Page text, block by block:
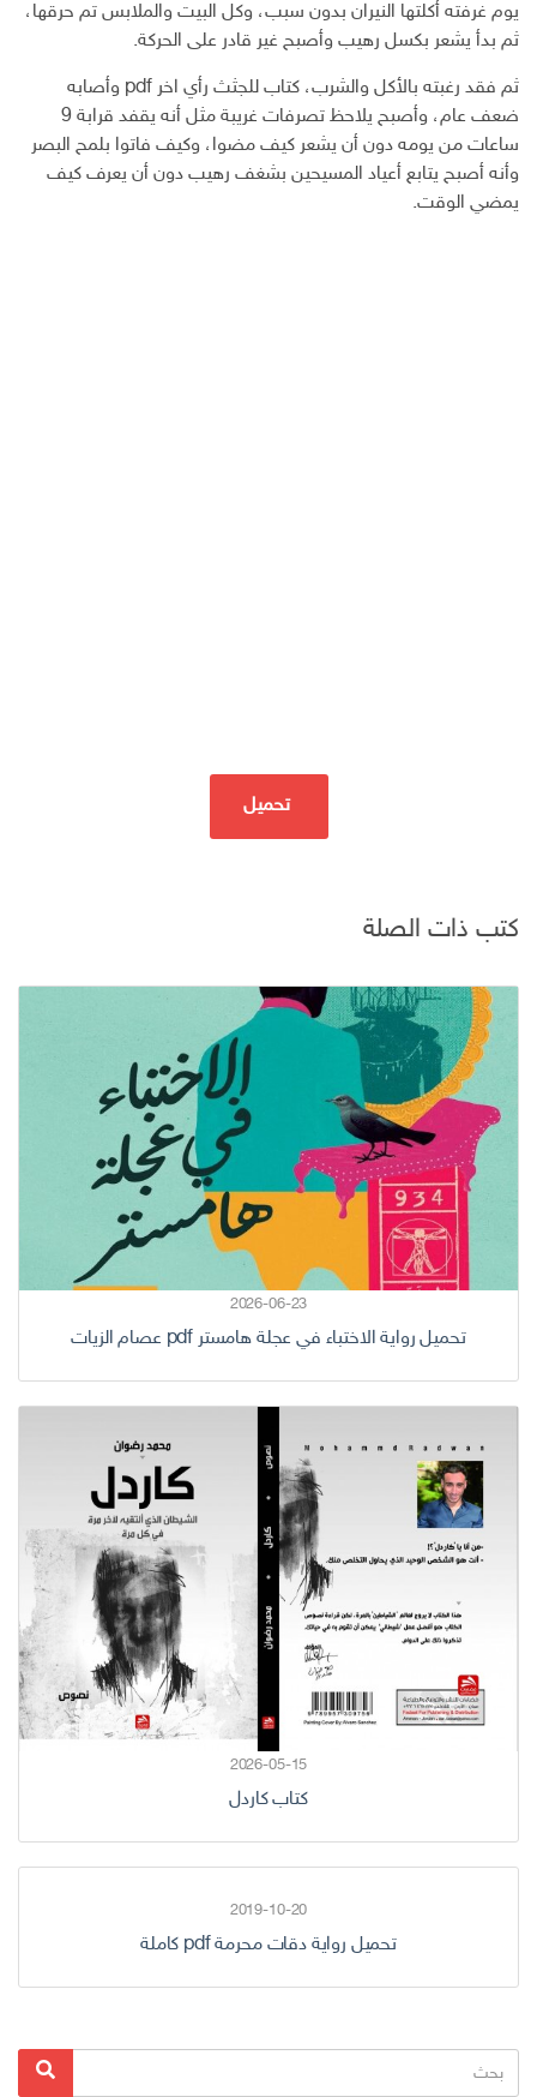
يوم غرفته أكلتها النيران بدون سبب، وكل البيت والملابس تم حرقها،
ثم بدأ يشعر بكسل رهيب وأصبح غير قادر على الحركة.
ثم فقد رغبته بالأكل والشرب، كتاب للجثث رأي اخر pdf وأصابه
ضعف عام، وأصبح يلاحظ تصرفات غريبة مثل أنه يقفد قرابة 9
ساعات من يومه دون أن يشعر كيف مضوا، وكيف فاتوا بلمح البصر
وأنه أصبح يتابع أعياد المسيحين بشغف رهيب دون أن يعرف كيف
يمضي الوقت.
تحميل
كتب ذات الصلة
2026-06-23
تحميل رواية الاختباء في عجلة هامستر pdf عصام الزيات
2026-05-15
كتاب كاردل
2019-10-20
تحميل رواية دقات محرمة pdf كاملة
البحث
عن:
بحث